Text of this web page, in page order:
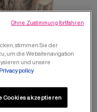
stimmen Sie der
um die Websitenavigation
und unsere
Privacy policy
Cookies akzeptieren
Ohne Zustimmung fortfahren